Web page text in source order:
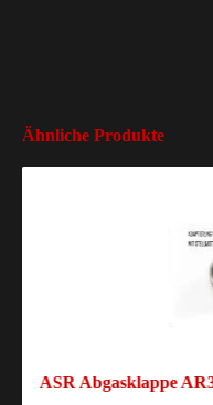
Ähnliche Produkte
ASR Abgasklappe